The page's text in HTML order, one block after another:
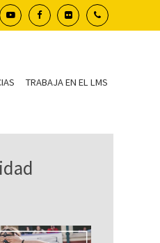
TRABAJA EN EL LMS